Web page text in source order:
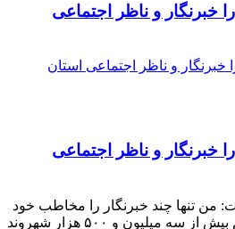
خبرنگار و ناظر اجتماعی
خبرنگار و ناظر اجتماعی
من تنها چند خبرنگار را مخاطب خود
نمی‌دانم، بلکه معتقدم بیش از سه میلیون و ۵۰۰ هزار شهروند